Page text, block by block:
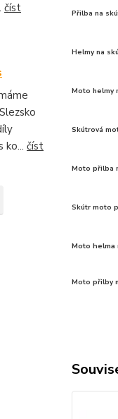
číst
ko... číst
Přilba na
Helmy na
Moto helmy
Skútrová
Moto přilba
Skútr moto
Moto helma
Moto přilby